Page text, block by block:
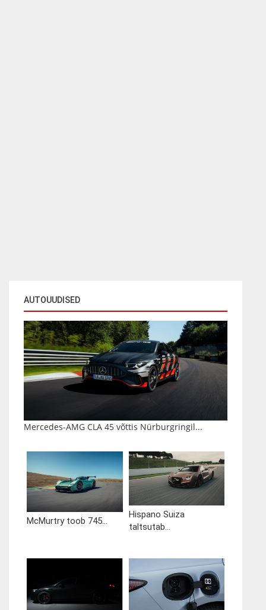
AUTOUUDISED
Mercedes-AMG CLA 45 võttis Nürburgringil...
McMurtry toob 745...
Hispano Suiza
taltsutab...